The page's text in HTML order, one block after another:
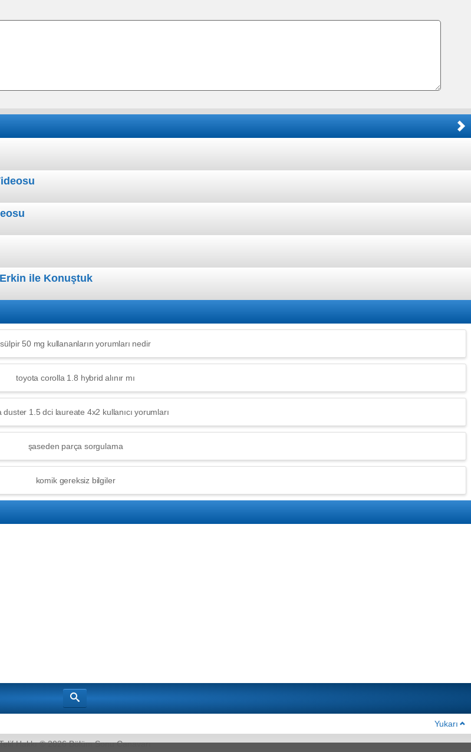
ile Konuştuk
sülpir 50 mg kullananların yorumları nedir
toyota corolla 1.8 hybrid alınır mı
duster 1.5 dci laureate 4x2 kullanıcı yorumları
şaseden parça sorgulama
komik gereksiz bilgiler
Yukarı
Hakkı © 2026Bölüm Sonu Canavarı